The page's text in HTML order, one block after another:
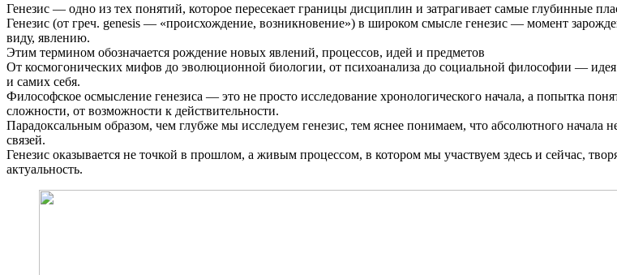
Генезис — одно из тех понятий, которое пересекает границы дисциплин и затрагивает самые глубинные
Генезис (от греч. genesis — «происхождение, возникновение») в широком смысле генезис — момент
виду, явлению.
Этим термином обозначается рождение новых явлений, процессов, идей и предметов
От космогонических мифов до эволюционной биологии, от психоанализа до социальной философии —
и самих себя.
Философское осмысление генезиса — это не просто исследование хронологического начала, а попытка
сложности, от возможности к действительности.
Парадоксальным образом, чем глубже мы исследуем генезис, тем яснее понимаем, что абсолютного начала
связей.
Генезис оказывается не точкой в прошлом, а живым процессом, в котором мы участвуем здесь и сейчас,
актуальность.